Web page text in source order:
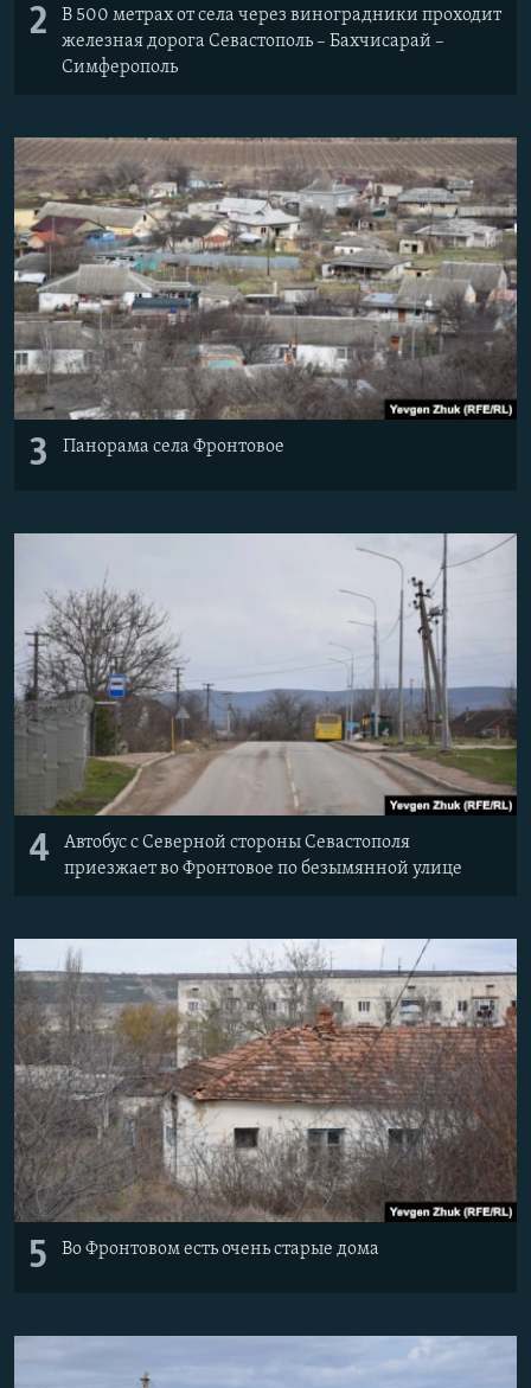
2
В 500 метрах от села через виноградники проходит
железная дорога Севастополь – Бахчисарай –
Симферополь
3 Панорама села Фронтовое
4
Автобус с Северной стороны Севастополя
приезжает во Фронтовое по безымянной улице
5 Во Фронтовом есть очень старые дома